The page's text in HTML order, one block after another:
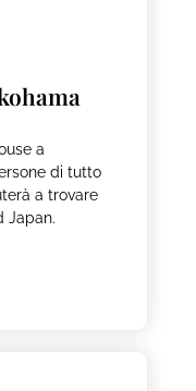
a
di tutto
a trovare
Japan.